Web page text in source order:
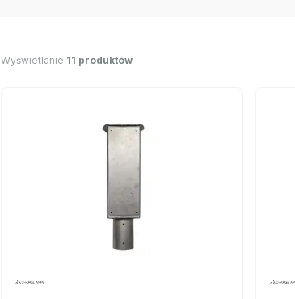
Wyświetlanie 11 produktów